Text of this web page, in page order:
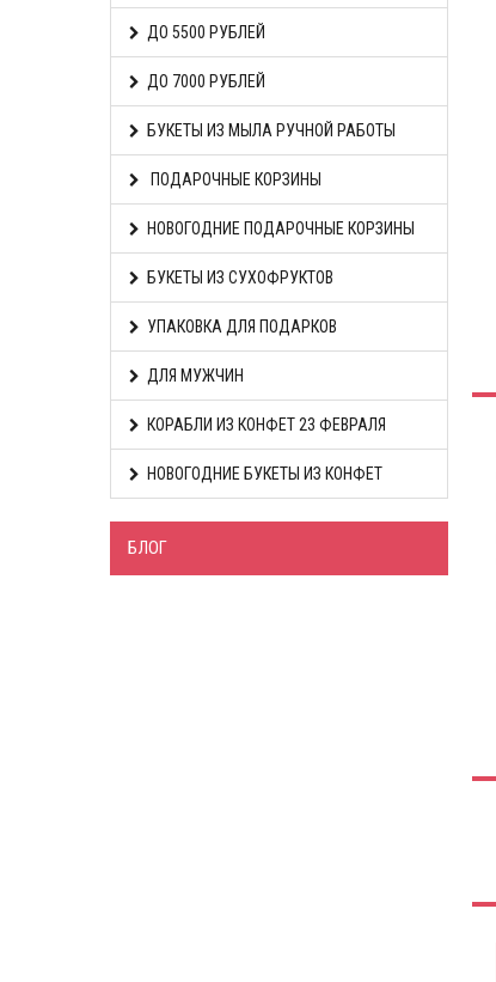
ДО 5500 РУБЛЕЙ
ДО 7000 РУБЛЕЙ
БУКЕТЫ ИЗ МЫЛА РУЧНОЙ РАБОТЫ
ПОДАРОЧНЫЕ КОРЗИНЫ
НОВОГОДНИЕ ПОДАРОЧНЫЕ КОРЗИНЫ
БУКЕТЫ ИЗ СУХОФРУКТОВ
УПАКОВКА ДЛЯ ПОДАРКОВ
ДЛЯ МУЖЧИН
КОРАБЛИ ИЗ КОНФЕТ 23 ФЕВРАЛЯ
НОВОГОДНИЕ БУКЕТЫ ИЗ КОНФЕТ
БЛОГ